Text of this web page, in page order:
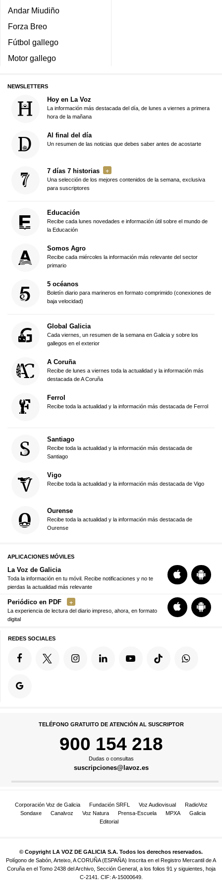
Andar Miudiño
Forza Breo
Fútbol gallego
Motor gallego
NEWSLETTERS
Hoy en La Voz
La información más destacada del día, de lunes a viernes a primera
hora de la mañana
Al final del día
Un resumen de las noticias que debes saber antes de acostarte
7 días 7 historias
Una selección de los mejores contenidos de la semana, exclusiva
para suscriptores
Educación
Recibe cada lunes novedades e información útil sobre el mundo de
la Educación
Somos Agro
Recibe cada miércoles la información más relevante del sector
primario
5 océanos
Boletín diario para marineros en formato comprimido (conexiones de
baja velocidad)
Global Galicia
Cada viernes, un resumen de la semana en Galicia y sobre los
gallegos en el exterior
A Coruña
Recibe de lunes a viernes toda la actualidad y la información más
destacada de A Coruña
Ferrol
Recibe toda la actualidad y la información más destacada de Ferrol
Santiago
Recibe toda la actualidad y la información más destacada de
Santiago
Vigo
Recibe toda la actualidad y la información más destacada de Vigo
Ourense
Recibe toda la actualidad y la información más destacada de
Ourense
APLICACIONES MÓVILES
La Voz de Galicia
Toda la información en tu móvil. Recibe notificaciones y no te
pierdas la actualidad más relevante
Periódico en PDF
La experiencia de lectura del diario impreso, ahora, en formato
digital
REDES SOCIALES
TELÉFONO GRATUITO DE ATENCIÓN AL SUSCRIPTOR
900 154 218
Dudas o consultas
suscripciones@lavoz.es
Corporación Voz de Galicia Fundación SRFL Voz Audiovisual
RadioVoz
Sondaxe
Canalvoz Voz Natura Prensa-Escuela MPXA
Galicia
Editorial
© Copyright LA VOZ DE GALICIA S.A. Todos los derechos reservados.
Polígono de Sabón, Arteixo, A CORUÑA (ESPAÑA) Inscrita en el Registro Mercantil de A
Coruña en el Tomo 2438 del Archivo, Sección General, a los folios 91 y siguientes, hoja
C-2141. CIF: A-15000649.